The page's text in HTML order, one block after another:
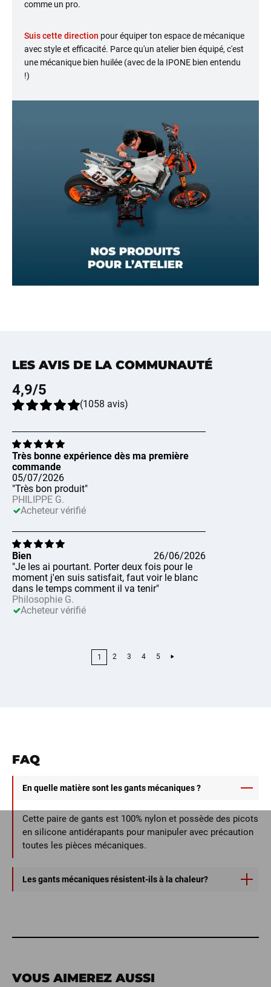
comme un pro.
Suis cette direction pour équiper ton espace de mécanique
avec style et efficacité. Parce qu'un atelier bien équipé, c'est
une mécanique bien huilée (avec de la IPONE bien entendu
!)
LES AVIS DE LA COMMUNAUTÉ
4,9/5
(1058 avis)
Très bonne expérience dès ma première
commande
05/07/2026
"Très bon produit"
PHILIPPE G.
Acheteur vérifié
Bien
26/06/2026
"Je les ai pourtant. Porter deux fois pour le
moment j'en suis satisfait, faut voir le blanc
dans le temps comment il va tenir"
Philosophie G.
Acheteur vérifié
1 2 3 4 5
FAQ
En quelle matière sont les gants mécaniques ?
Cette paire de gants est 100% nylon et possède des picots
en silicone antidérapants pour manipuler avec précaution
toutes les pièces mécaniques.
Les gants mécaniques résistent-ils à la chaleur?
VOUS AIMEREZ AUSSI